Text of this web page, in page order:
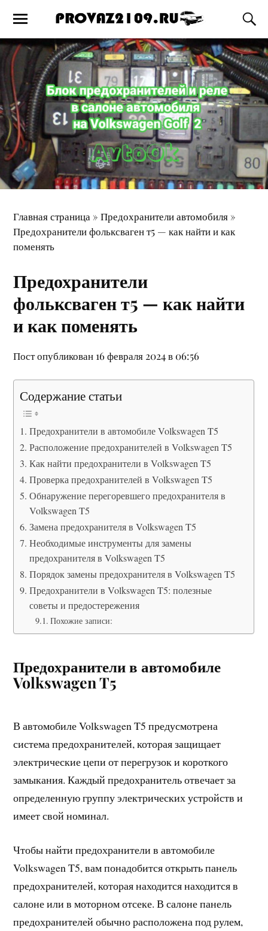
Главная страница »Предохранители автомобиля »
Предохранители фольксваген т5 — как найти и как
поменять
Предохранители
фольксваген т5 — как найти
и как поменять
Пост опубликован 16 февраля 2024 в 06:56
Содержание статьи
Предохранители в автомобиле Volkswagen T5
Расположение предохранителей в Volkswagen T5
Как найти предохранители в Volkswagen T5
Проверка предохранителей в Volkswagen T5
Обнаружение перегоревшего предохранителя в
Volkswagen T5
Замена предохранителя в Volkswagen T5
Необходимые инструменты для замены
предохранителя в Volkswagen T5
Порядок замены предохранителя в Volkswagen T5
Предохранители в Volkswagen T5: полезные
советы и предостережения
Похожие записи:
Предохранители в автомобиле
Volkswagen T5
В автомобиле Volkswagen T5 предусмотрена
система предохранителей, которая защищает
электрические цепи от перегрузок и короткого
замыкания. Каждый предохранитель отвечает за
определенную группу электрических устройств и
имеет свой номинал.
Чтобы найти предохранители в автомобиле
Volkswagen T5, вам понадобится открыть панель
предохранителей, которая находится находится в
салоне или в моторном отсеке. В салоне панель
предохранителей обычно расположена под рулем,